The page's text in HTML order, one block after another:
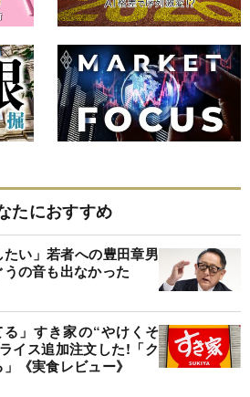
たにおすすめ
たい」若者への豊田章男
の音も出なかった
る」すき家の“やけくそ
イス追加注文した!「ク
《実食レビュー》